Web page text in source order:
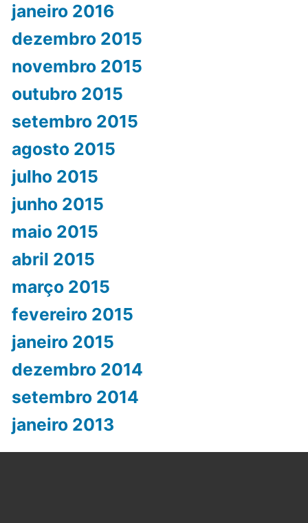
janeiro 2016
dezembro 2015
novembro 2015
outubro 2015
setembro 2015
agosto 2015
julho 2015
junho 2015
maio 2015
abril 2015
março 2015
fevereiro 2015
janeiro 2015
dezembro 2014
setembro 2014
janeiro 2013